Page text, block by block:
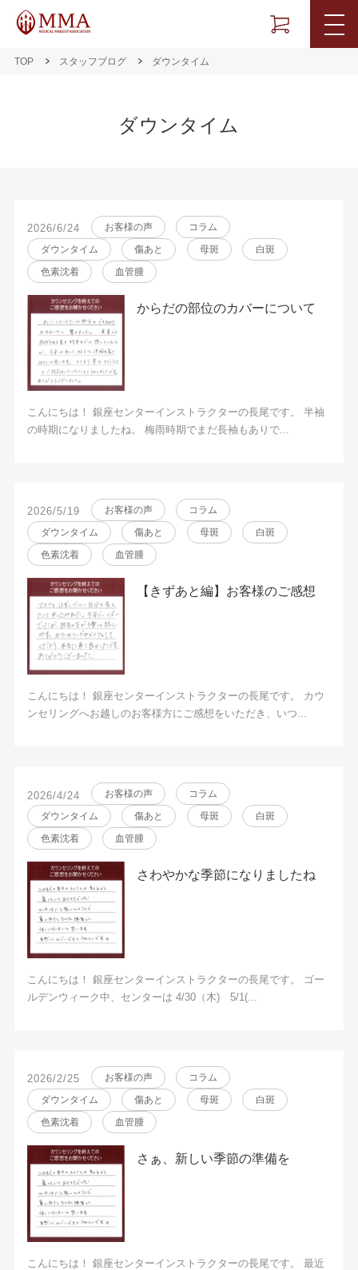
TOP スタッフブログ ダウンタイム
ダウンタイム
2026/6/24 お客様の声
コラム
ダウンタイム
傷あと 母斑
白斑
色素沈着
血管腫
からだの部位のカバーについて
こんにちは！ 銀座センターインストラクターの長尾です。 半袖
の時期になりましたね。 梅雨時期でまだ長袖もありで...
2026/5/19 お客様の声
コラム
ダウンタイム
傷あと 母斑
白斑
色素沈着
血管腫
【きずあと編】お客様のご感想
こんにちは！ 銀座センターインストラクターの長尾です。 カウ
ンセリングへお越しのお客様方にご感想をいただき、いつ...
2026/4/24 お客様の声
コラム
ダウンタイム
傷あと 母斑
白斑
色素沈着
血管腫
さわやかな季節になりましたね
こんにちは！ 銀座センターインストラクターの長尾です。 ゴー
ルデンウィーク中、センターは 4/30（木) 5/1(...
2026/2/25 お客様の声
コラム
ダウンタイム
傷あと 母斑
白斑
色素沈着
血管腫
さぁ、新しい季節の準備を
こんにちは！ 銀座センターインストラクターの長尾です。 最近